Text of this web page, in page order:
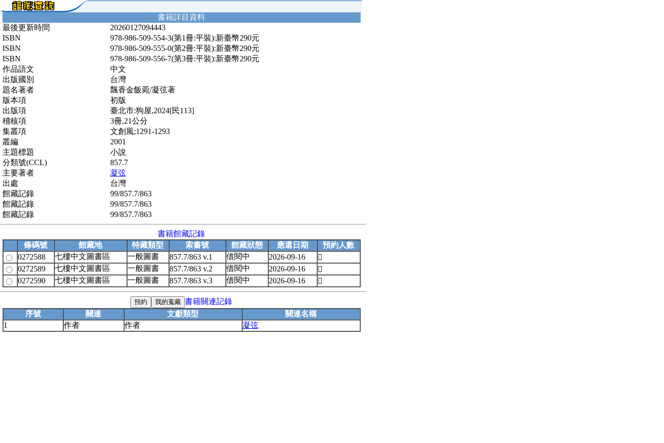
書籍詳目資料
最後更新時間
20260127094443
ISBN
978-986-509-554-3(第1冊:平裝):新臺幣290元
ISBN
978-986-509-555-0(第2冊:平裝):新臺幣290元
ISBN
978-986-509-556-7(第3冊:平裝):新臺幣290元
作品語文
中文
出版國別
台灣
題名著者
飄香金飯菀/凝弦著
版本項
初版
出版項
臺北市:狗屋,2024[民113]
稽核項
3冊,21公分
集叢項
文創風;1291-1293
叢編
2001
主題標題
小說
分類號(CCL)
857.7
主要著者
凝弦
出處
台灣
館藏記錄
99/857.7/863
館藏記錄
99/857.7/863
館藏記錄
99/857.7/863
書籍館藏記錄
條碼號
館藏地 特藏類型 索書號 館藏狀態 應還日期
預約人數
0272588
七樓中文圖書區 一般圖書 857.7/863 v.1 借閱中 2026-09-16

0272589
七樓中文圖書區 一般圖書 857.7/863 v.2 借閱中 2026-09-16

0272590
七樓中文圖書區 一般圖書 857.7/863 v.3 借閱中 2026-09-16 
書籍關連記錄
序號
關連 文獻類型
關連名稱
1
作者 作者 凝弦